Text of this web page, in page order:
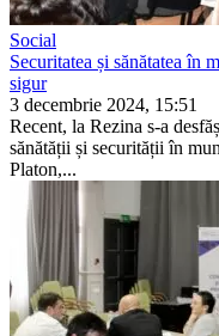
Social
Securitatea și sănătatea în
sigur
3 decembrie 2024, 15:51
Recent, la Rezina s-a
sănătății și securității în
Platon,...